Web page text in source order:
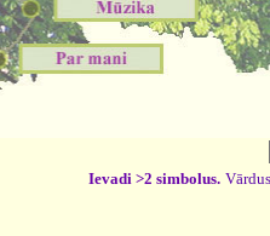
Ievadi >2 simbolus.